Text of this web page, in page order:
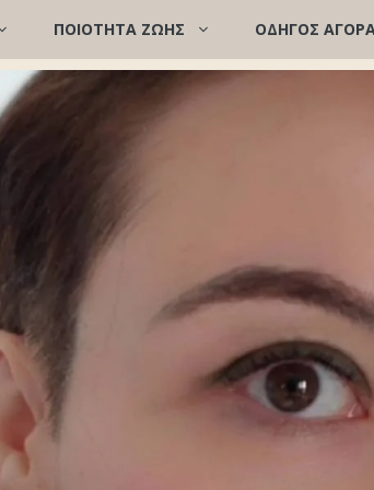
ΠΟΙΌΤΗΤΑ ΖΩΉΣ ΟΔΗΓΟΣ